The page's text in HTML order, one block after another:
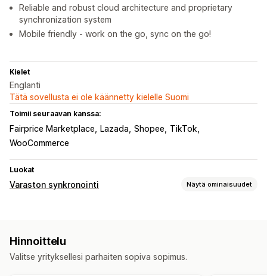
Reliable and robust cloud architecture and proprietary
synchronization system
Mobile friendly - work on the go, sync on the go!
Kielet
Englanti
Tätä sovellusta ei ole käännetty kielelle Suomi
Toimii seuraavan kanssa:
Fairprice Marketplace Lazada Shopee
TikTok
WooCommerce
Luokat
Varaston synkronointi Näytä ominaisuudet
Reaaliaikainen
Hinnoittelu
Valitse yrityksellesi parhaiten sopiva sopimus.